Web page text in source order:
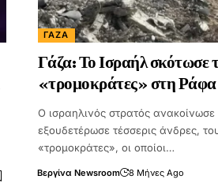
ΓΆΖΑ
Γάζα: Το Ισραήλ σκότωσε
«τρομοκράτες» στη Ράφα
Ο ισραηλινός στρατός ανακοίνωσε
εξουδετέρωσε τέσσερις άνδρες,
«τρομοκράτες», οι οποίοι…
Βεργίνα Newsroom 8 Μήνες Ago